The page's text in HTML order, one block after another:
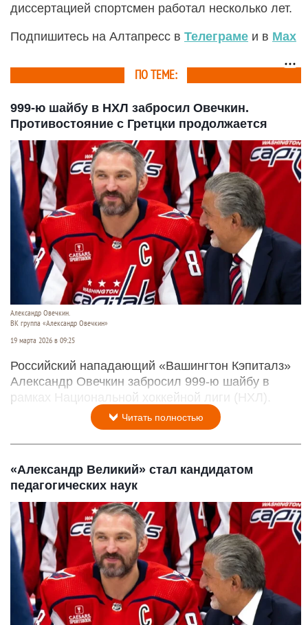
диссертацией спортсмен работал несколько лет.
Подпишитесь на Алтапресс в Телеграме и в Max
ПО ТЕМЕ:
999-ю шайбу в НХЛ забросил Овечкин.
Противостояние с Гретцки продолжается
Александр Овечкин.
ВК группа «Александр Овечкин»
19 марта 2026 в 09:25
Российский нападающий «Вашингтон Кэпиталз»
Александр Овечкин забросил 999-ю шайбу в
рамках Национальной хоккейной лиги (НХЛ).
Читать полностью
«Александр Великий» стал кандидатом
педагогических наук